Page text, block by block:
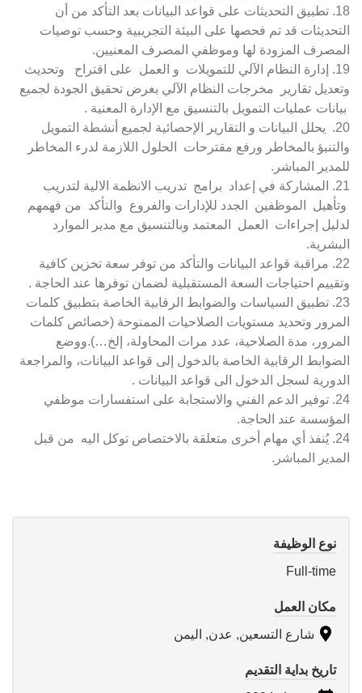
18. تطبيق التحديثات على قواعد البيانات بعد التأكد من أن
التحديثات قد تم فحصها على البيئة التجريبية وحسب توصيات
المصرف المزودة لها وموظفي المصرف المعنيين.
19. إدارة النظام الآلي للتمويلات و العمل على اقتراح وتحديث
وتعديل تقارير مخرجات النظام الآلي بغرض تحقيق الجودة لجميع
بيانات عمليات التمويل بالتنسيق مع الإدارة المعنية .
20. يحلل البيانات و التقارير الإحصائية لجميع أنشطة التمويل
والتنبؤ بالمخاطر ورفع مقترحات الحلول اللازمة لدرء المخاطر
للمدير المباشر.
21. المشاركة في إعداد برامج تدريب الانظمة الالية لتدريب
وتأهيل الموظفين الجدد للإدارات والفروع والتأكد من فهمهم
لدليل إجراءات العمل المعتمد وبالتنسيق مع مدير الموارد
البشرية.
22. مراقبة قواعد البيانات والتأكد من توفر سعة تخزين كافية
وتقييم احتياجات السعة المستقبلية لضمان توفرها عند الحاجة .
23. تطبيق السياسات والضوابط الرقابية الخاصة بتطبيق كلمات
المرور وتحديد مستويات الصلاحيات الممنوحة (خصائص كلمات
المرور، مدة الصلاحية، عدد مرات المحاولة، إلخ…).ووضع
الضوابط الرقابية الخاصة بالدخول إلى قواعد البيانات، والمراجعة
الدورية لسجل الدخول الى قواعد البيانات .
24. توفير الدعم الفني والاستجابة على استفسارات موظفي
المؤسسة عند الحاجة.
24. يُنفذ أي مهام أخرى متعلقة بالاختصاص توكل اليه من قبل
المدير المباشر.
نوع الوظيفة
Full-time
مكان العمل
شارع التسعين, عدن, اليمن
تاريخ بداية التقديم